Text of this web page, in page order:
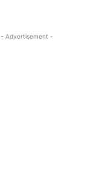
- Advertisement -